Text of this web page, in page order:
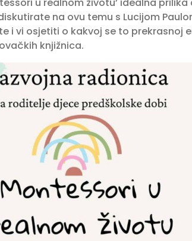
u realnom životu’ idealna
na ovu temu s Lucijom
i vi osjetiti o kakvoj se to prekrasnoj
knjižnica.